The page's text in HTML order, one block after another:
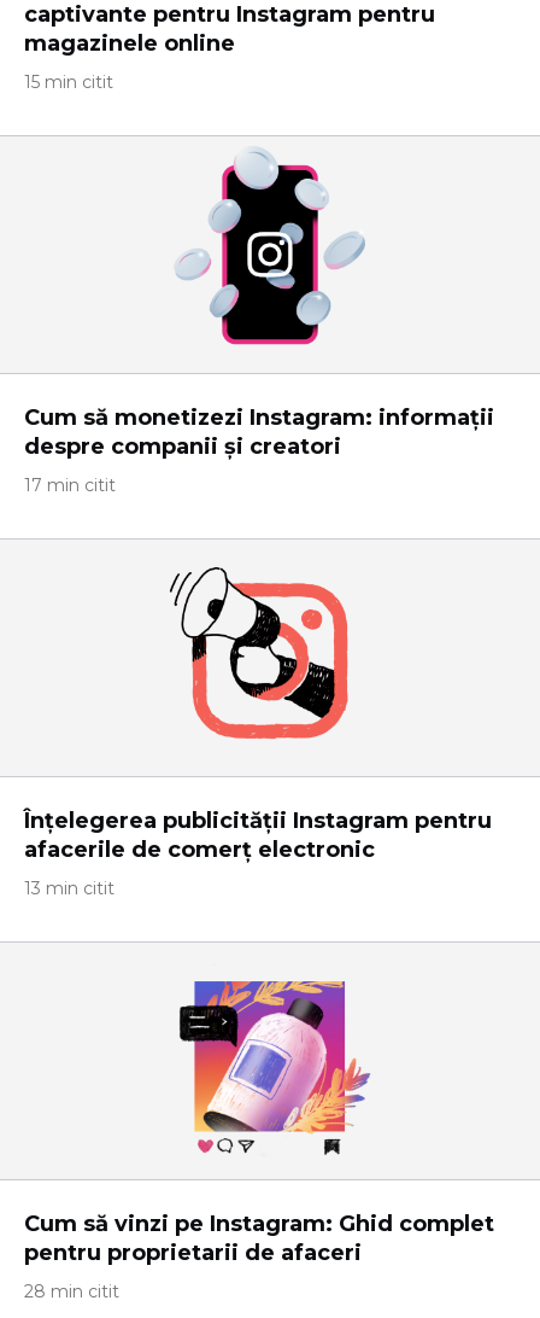
captivante pentru Instagram pentru
magazinele online
15 min citit
Cum să monetizezi Instagram: informații
despre companii și creatori
17 min citit
Înțelegerea publicității Instagram pentru
afacerile de comerț electronic
13 min citit
Cum să vinzi pe Instagram: Ghid complet
pentru proprietarii de afaceri
28 min citit